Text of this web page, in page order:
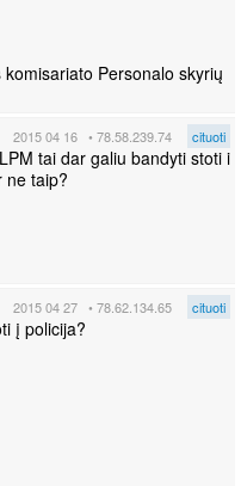
Personalo skyrių
2015 04 16 • 78.58.239.74 cituoti
tai dar galiu bandyti stoti i
ne taip?
2015 04 27 • 78.62.134.65 cituoti
į policija?